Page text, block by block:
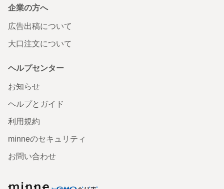
企業の方へ
広告出稿について
大口注文について
ヘルプセンター
お知らせ
ヘルプとガイド
利用規約
minneのセキュリティ
お問い合わせ